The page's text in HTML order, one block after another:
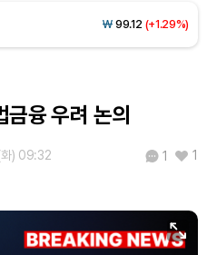
₩ 99.12 (+1.29%)
금융 우려 논의
) 09:32 1 1